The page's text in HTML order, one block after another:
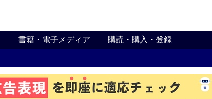
書籍・電子メディア 購読・購入・登録